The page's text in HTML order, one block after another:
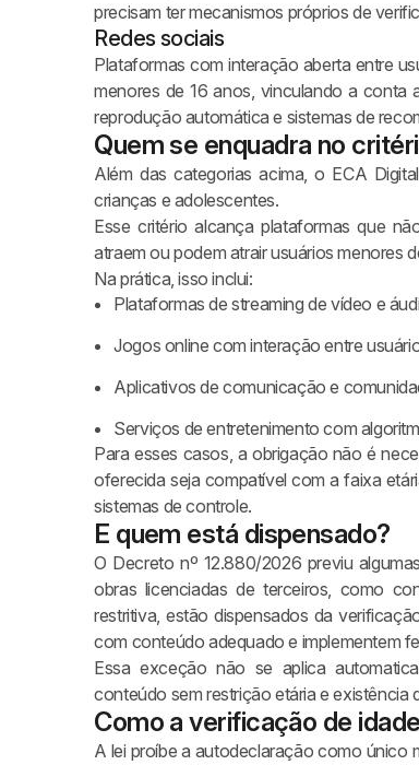
precisam ter mecanismos próprios de
Redes sociais
Plataformas com interação aberta entre
menores de 16 anos, vinculando a conta
reprodução automática e sistemas de
Quem se enquadra no
Além das categorias acima, o ECA
crianças e adolescentes.
Esse critério alcança plataformas que
atraem ou podem atrair usuários menores
Na prática, isso inclui:
Plataformas de streaming de vídeo e
Jogos online com interação entre
Aplicativos de comunicação e
Serviços de entretenimento com
Para esses casos, a obrigação não é
oferecida seja compatível com a faixa
sistemas de controle.
E quem está dispensado?
O Decreto nº 12.880/2026 previu
obras licenciadas de terceiros, como
restritiva, estão dispensados da
com conteúdo adequado e implementem
Essa exceção não se aplica
conteúdo sem restrição etária e existência
Como a verificação de
A lei proíbe a autodeclaração como único
Sua operação está
barrar fraudes antes que elas
Acompanhe insights sobre biometria, verificação de
múltiplas contas e proteção contra fraudes